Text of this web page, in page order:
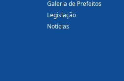
Galeria de Prefeitos
Legislação
Notícias